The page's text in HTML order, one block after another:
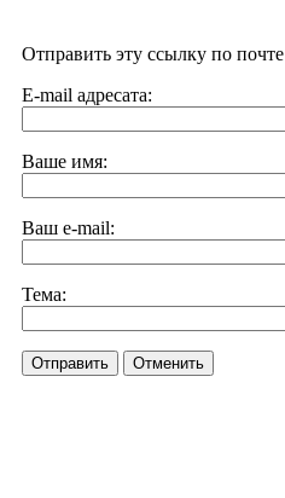
Отправить эту ссылку по почте
E-mail адресата:
Ваше имя:
Ваш e-mail:
Тема:
Отправить Отменить